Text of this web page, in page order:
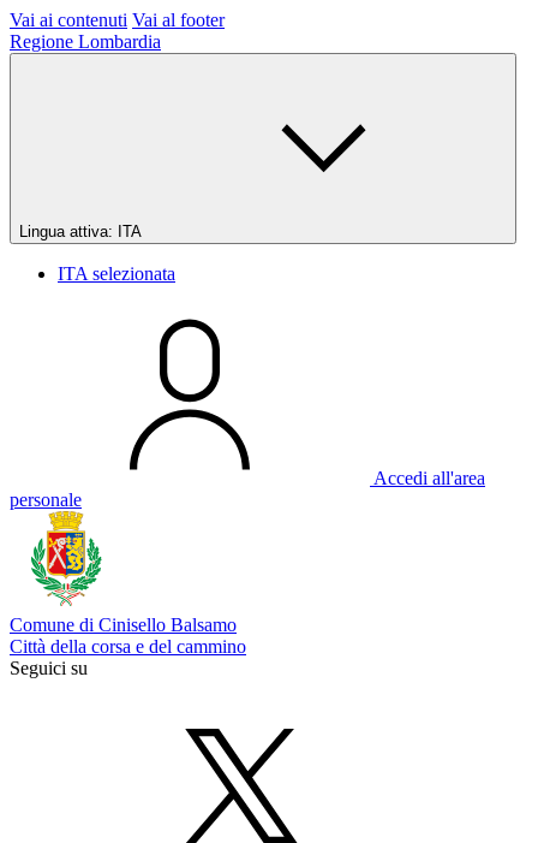
Vai ai contenuti Vai al footer
Regione Lombardia
Lingua attiva: ITA
ITA selezionata
Accedi all'area
personale
Comune di Cinisello Balsamo
Città della corsa e del cammino
Seguici su